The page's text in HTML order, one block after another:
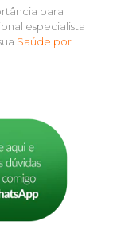
para
especialista
Saúde por